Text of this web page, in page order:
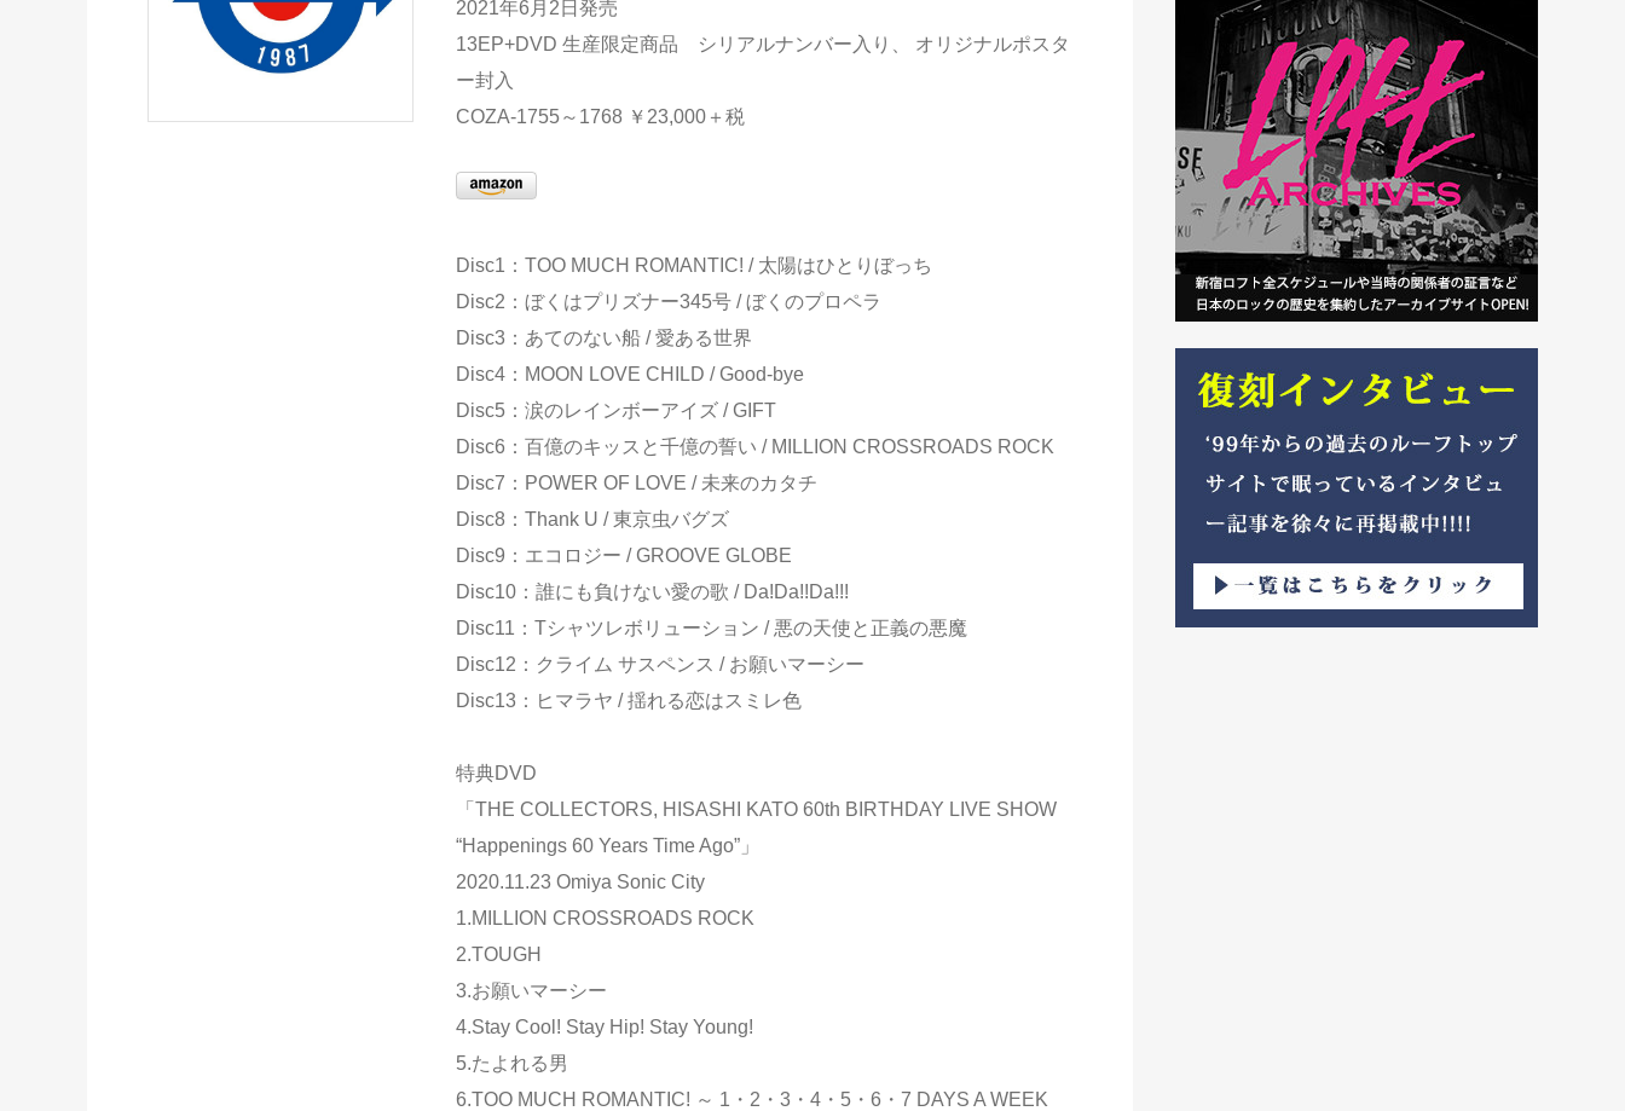
2021年6月2日発売
13EP+DVD 生産限定商品 シリアルナンバー入り、 オリジナルポスタ
ー封入
COZA-1755～1768 ￥23,000＋税
Disc1：TOO MUCH ROMANTIC! / 太陽はひとりぼっち
Disc2：ぼくはプリズナー345号 / ぼくのプロペラ
Disc3：あてのない船 / 愛ある世界
Disc4：MOON LOVE CHILD / Good-bye
Disc5：涙のレインボーアイズ / GIFT
Disc6：百億のキッスと千億の誓い / MILLION CROSSROADS ROCK
Disc7：POWER OF LOVE / 未来のカタチ
Disc8：Thank U / 東京虫バグズ
Disc9：エコロジー / GROOVE GLOBE
Disc10：誰にも負けない愛の歌 / Da!Da!!Da!!!
Disc11：Tシャツレボリューション / 悪の天使と正義の悪魔
Disc12：クライム サスペンス / お願いマーシー
Disc13：ヒマラヤ / 揺れる恋はスミレ色
特典DVD
「THE COLLECTORS, HISASHI KATO 60th BIRTHDAY LIVE SHOW
“Happenings 60 Years Time Ago”」
2020.11.23 Omiya Sonic City
1.MILLION CROSSROADS ROCK
2.TOUGH
3.お願いマーシー
4.Stay Cool! Stay Hip! Stay Young!
5.たよれる男
6.TOO MUCH ROMANTIC! ～ 1・2・3・4・5・6・7 DAYS A WEEK